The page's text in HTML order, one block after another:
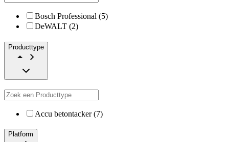
Bosch Professional (5)
DeWALT (2)
Producttype
Accu betontacker (7)
Platform